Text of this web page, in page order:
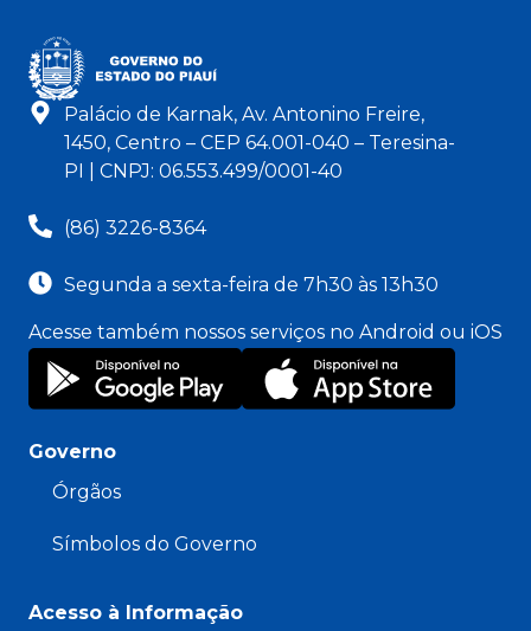
Palácio de Karnak, Av. Antonino Freire,
1450, Centro – CEP 64.001-040 – Teresina-
PI | CNPJ: 06.553.499/0001-40
(86) 3226-8364
Segunda a sexta-feira de 7h30 às 13h30
Acesse também nossos serviços no Android ou iOS
Governo
Órgãos
Símbolos do Governo
Acesso à Informação